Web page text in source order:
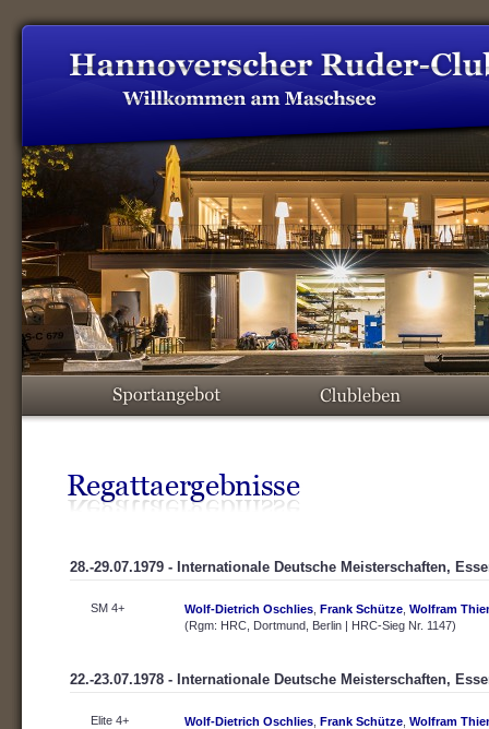
28.-29.07.1979 - Internationale Deutsche Meisterschaften,
SM 4+ Wolf-Dietrich Oschlies Frank Schütze Wolfram
(Rgm: HRC, Dortmund, Berlin | HRC-Sieg Nr. 1147)
22.-23.07.1978 - Internationale Deutsche Meisterschaften,
Elite 4+ Wolf-Dietrich Oschlies Frank Schütze Wolfram